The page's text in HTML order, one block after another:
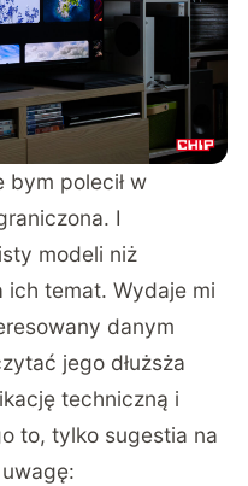
bym polecił w
I
modeli niż
ich temat. Wydaje mi
danym
jego dłużsża
techniczną i
to, tylko sugestia na